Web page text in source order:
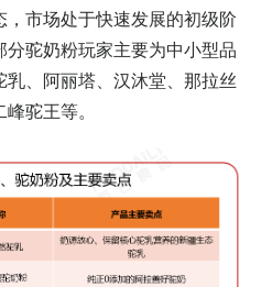
市场处于快速发展的初级阶
驼奶粉玩家主要为中小型品
、阿丽塔、汉沐堂、那拉丝
驼王等。